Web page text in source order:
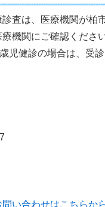
査は、医療機関が柏
機関にご確認ください
児健診の場合は、受
い合わせはこちら